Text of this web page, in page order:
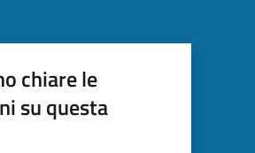
chiare le
su questa